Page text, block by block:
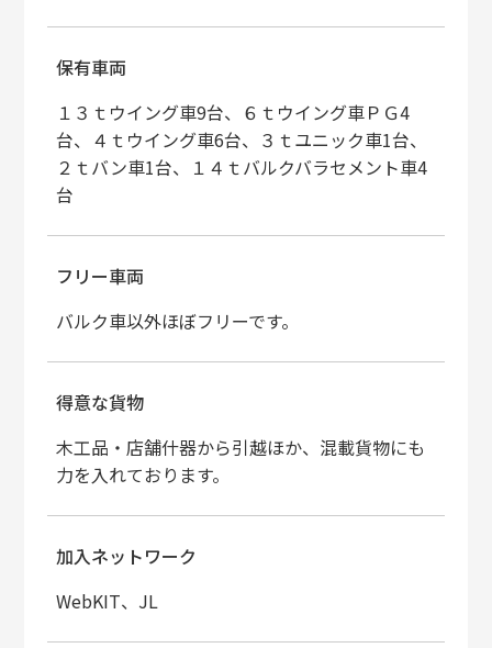
保有車両
１３ｔウイング車9台、６ｔウイング車ＰＧ4
台、４ｔウイング車6台、３ｔユニック車1台、
２ｔバン車1台、１４ｔバルクバラセメント車4
台
フリー車両
バルク車以外ほぼフリーです。
得意な貨物
木工品・店舗什器から引越ほか、混載貨物にも
力を入れております。
加入ネットワーク
WebKIT、JL